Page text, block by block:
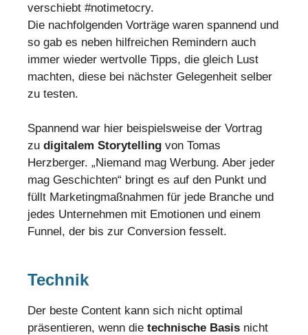
verschiebt #notimetocry.
Die nachfolgenden Vorträge waren spannend und
so gab es neben hilfreichen Remindern auch
immer wieder wertvolle Tipps, die gleich Lust
machten, diese bei nächster Gelegenheit selber
zu testen.
Spannend war hier beispielsweise der Vortrag
zu digitalem Storytelling von Tomas
Herzberger. „Niemand mag Werbung. Aber jeder
mag Geschichten“ bringt es auf den Punkt und
füllt Marketingmaßnahmen für jede Branche und
jedes Unternehmen mit Emotionen und einem
Funnel, der bis zur Conversion fesselt.
Technik
Der beste Content kann sich nicht optimal
präsentieren, wenn die technische Basis nicht